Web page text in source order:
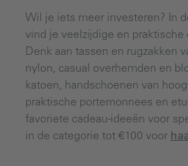
Wil je iets meer investeren? In
vind je veelzijdige en praktische
Denk aan tassen en rugzakken
nylon, casual overhemden en
katoen, handschoenen van
praktische portemonnees en
favoriete cadeau-ideeën voor
in de categorie tot €100 voor